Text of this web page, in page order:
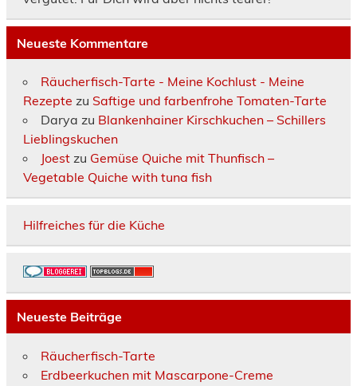
Neueste Kommentare
Räucherfisch-Tarte - Meine Kochlust - Meine
Rezepte zu Saftige und farbenfrohe Tomaten-Tarte
Darya zu Blankenhainer Kirschkuchen – Schillers
Lieblingskuchen
Joestzu Gemüse Quiche mit Thunfisch –
Vegetable Quiche with tuna fish
Hilfreiches für die Küche
Neueste Beiträge
Räucherfisch-Tarte
Erdbeerkuchen mit Mascarpone-Creme